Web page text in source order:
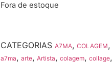
Fora de estoque
CATEGORIAS A7MA, COLAGEM,
a7ma, arte, Artista, colagem, collage,